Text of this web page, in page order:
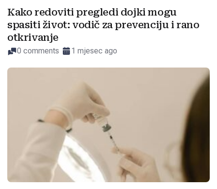
Kako redoviti pregledi dojki mogu
spasiti život: vodič za prevenciju i rano
otkrivanje
0 comments 1 mjesec ago